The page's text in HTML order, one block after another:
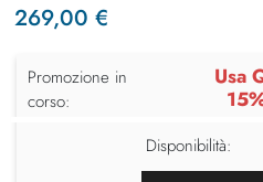
269,00 €
Promozione in
corso:
Usa
Disponibilità: